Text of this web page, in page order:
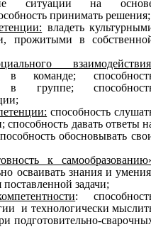
ситуации на
принимать решения;
владеть
прожитыми в
взаимодействия
в команде;
в группе;
способность
способность давать ответы
обосновывать
к
осваивать знания и
задачи;
:
и технологически
подготовительно-